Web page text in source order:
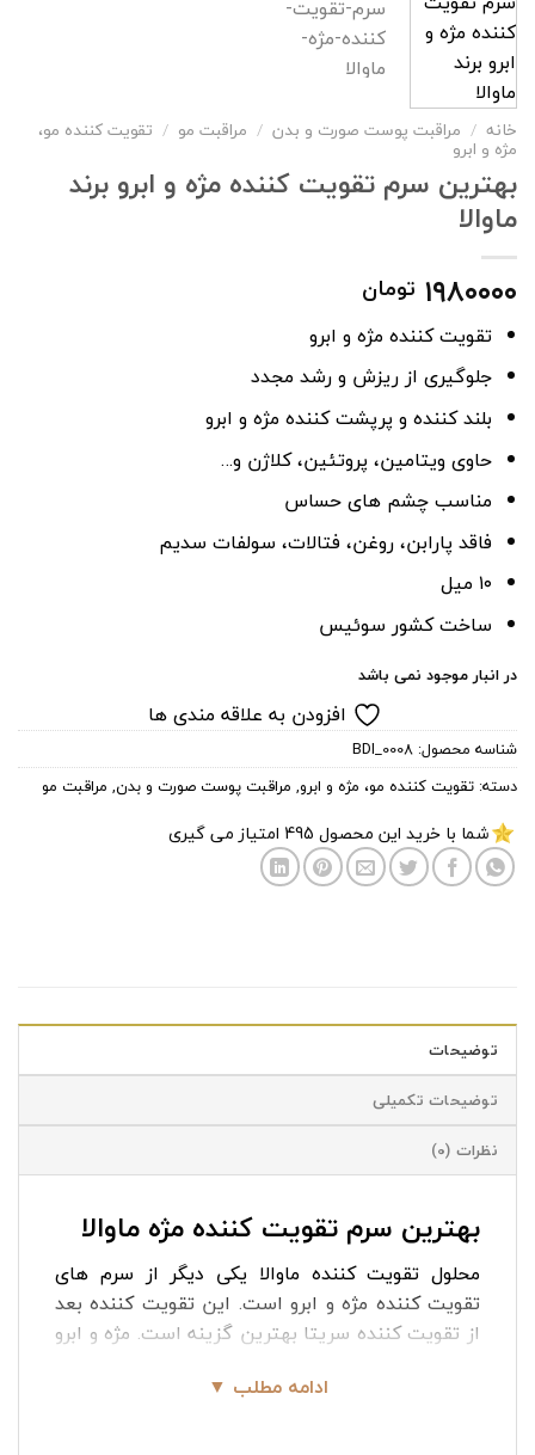
خانه / مراقبت پوست صورت و بدن / مراقبت مو / تقویت کننده مو،
مژه و ابرو
بهترین سرم تقویت کننده مژه و ابرو برند
ماوالا
۱۹۸۰۰۰۰ تومان
تقویت کننده مژه و ابرو
جلوگیری از ریزش و رشد مجدد
بلند کننده و پرپشت کننده مژه و ابرو
حاوی ویتامین، پروتئین، کلاژن و…
مناسب چشم های حساس
فاقد پارابن، روغن، فتالات، سولفات سدیم
۱۰ میل
ساخت کشور سوئیس
در انبار موجود نمی باشد
افزودن به علاقه مندی ها
شناسه محصول: BDI_0008
دسته: تقویت کننده مو، مژه و ابرو, مراقبت پوست صورت و بدن, مراقبت مو
شما با خرید این محصول 495 امتیاز می گیری
توضیحات
توضیحات تکمیلی
نظرات (0)
بهترین سرم تقویت کننده مژه ماوالا
محلول تقویت کننده ماوالا یکی دیگر از سرم های
تقویت کننده مژه و ابرو است. این تقویت کننده بعد
از تقویت کننده سریتا بهترین گزینه است. مژه و ابرو
بعضی افراد برای پرپشت کردن مژه ها از کاشت مژه
ادامه مطلب ▼